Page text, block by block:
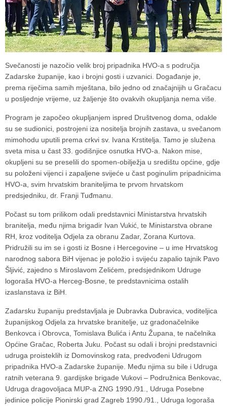
Svečanosti je nazočio velik broj pripadnika HVO-a s područja
Zadarske županije, kao i brojni gosti i uzvanici. Događanje je,
prema riječima samih mještana, bilo jedno od značajnijih u Gračacu
u posljednje vrijeme, uz žaljenje što ovakvih okupljanja nema više.
Program je započeo okupljanjem ispred Društvenog doma, odakle
su se sudionici, postrojeni iza nositelja brojnih zastava, u svečanom
mimohodu uputili prema crkvi sv. Ivana Krstitelja. Tamo je služena
sveta misa u čast 33. godišnjice osnutka HVO-a. Nakon mise,
okupljeni su se preselili do spomen-obilježja u središtu općine, gdje
su položeni vijenci i zapaljene svijeće u čast poginulim pripadnicima
HVO-a, svim hrvatskim braniteljima te prvom hrvatskom
predsjedniku, dr. Franji Tuđmanu.
Počast su tom prilikom odali predstavnici Ministarstva hrvatskih
branitelja, među njima brigadir Ivan Vukić, te Ministarstva obrane
RH, kroz voditelja Odjela za obranu Zadar, Zorana Kurtova.
Pridružili su im se i gosti iz Bosne i Hercegovine – u ime Hrvatskog
narodnog sabora BiH vijenac je položio i svijeću zapalio tajnik Pavo
Šljivić, zajedno s Miroslavom Zelićem, predsjednikom Udruge
logoraša HVO-a Herceg-Bosne, te predstavnicima ostalih
izaslanstava iz BiH.
Zadarsku županiju predstavljala je Dubravka Dubravica, voditeljica
županijskog Odjela za hrvatske branitelje, uz gradonačelnike
Benkovca i Obrovca, Tomislava Bulića i Antu Župana, te načelnika
Općine Gračac, Roberta Juku. Počast su odali i brojni predstavnici
udruga proisteklih iz Domovinskog rata, predvođeni Udrugom
pripadnika HVO-a Zadarske županije. Među njima su bile i Udruga
ratnih veterana 9. gardijske brigade Vukovi – Podružnica Benkovac,
Udruga dragovoljaca MUP-a ZNG 1990./91., Udruga Posebne
jedinice policije Pionirski grad Zagreb 1990./91., Udruga logoraša